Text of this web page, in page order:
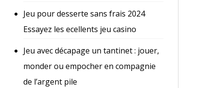
Jeu pour desserte sans frais 2024
Essayez les ecellents jeu casino
Jeu avec décapage un tantinet : jouer,
monder ou empocher en compagnie
de l’argent pile